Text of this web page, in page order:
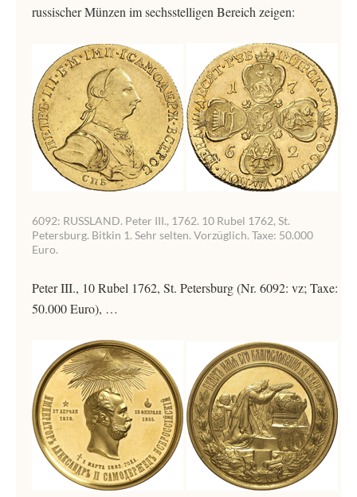
russischer Münzen im sechsstelligen Bereich zeigen:
6092: RUSSLAND. Peter III., 1762. 10 Rubel 1762, St.
Petersburg. Bitkin 1. Sehr selten. Vorzüglich. Taxe: 50.000
Euro.
Peter III., 10 Rubel 1762, St. Petersburg (Nr. 6092: vz; Taxe:
50.000 Euro), …